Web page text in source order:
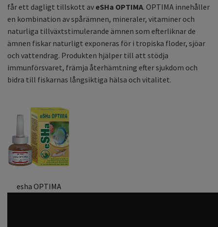
får ett dagligt tillskott av eSHa OPTIMA. OPTIMA innehåller
en kombination av spårämnen, mineraler, vitaminer och
naturliga tillväxtstimulerande ämnen som efterliknar de
ämnen fiskar naturligt exponeras för i tropiska floder, sjöar
och vattendrag. Produkten hjälper till att stödja
immunförsvaret, främja återhämtning efter sjukdom och
bidra till fiskarnas långsiktiga hälsa och vitalitet.
esha OPTIMA